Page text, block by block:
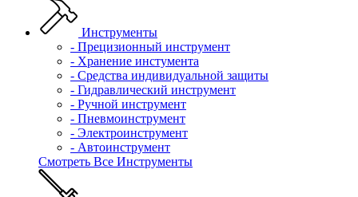
Инструменты
- Прецизионный инструмент
- Хранение инстумента
- Средства индивидуальной защиты
- Гидравлический инструмент
- Ручной инструмент
- Пневмоинструмент
- Электроинструмент
- Автоинструмент
Смотреть Все Инструменты